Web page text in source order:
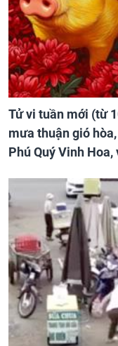
Tử vi tuần mới (từ
mưa thuận gió
Phú Quý Vinh